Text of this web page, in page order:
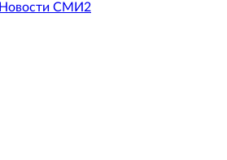
Новости СМИ2